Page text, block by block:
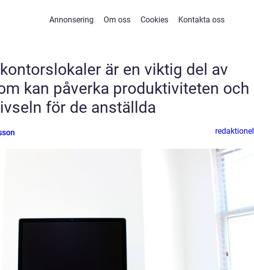
Annonsering Om oss Cookies Kontakta oss
är en viktig del av
kan påverka produktiviteten och
för de anställda
redaktionel